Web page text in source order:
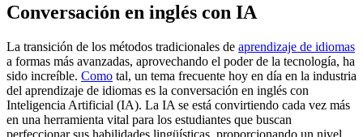
Conversación en inglés con IA
La transición de los métodos tradicionales de aprendizaje de idiomas
a formas más avanzadas, aprovechando el poder de la tecnología, ha
sido increíble. Como tal, un tema frecuente hoy en día en la industria
del aprendizaje de idiomas es la conversación en inglés con
Inteligencia Artificial (IA). La IA se está convirtiendo cada vez más
en una herramienta vital para los estudiantes que buscan
perfeccionar sus habilidades lingüísticas, proporcionando un nivel